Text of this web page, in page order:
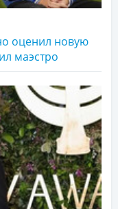
оценил новую
маэстро